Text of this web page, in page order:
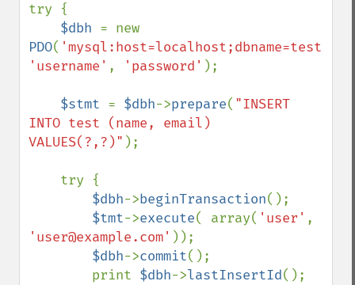
try {
$dbh
PDO( 'mysql:host=localhost;dbname=test'
'username' , 'password' );
$stmt = $dbh->prepare( "INSERT
INTO test (name, email)
VALUES(?,?)" );
$dbh->beginTransaction();
$tmt->execute( array( 'user'
'user@example.com' ));
$dbh->commit();
        print
$dbh->lastInsertId();